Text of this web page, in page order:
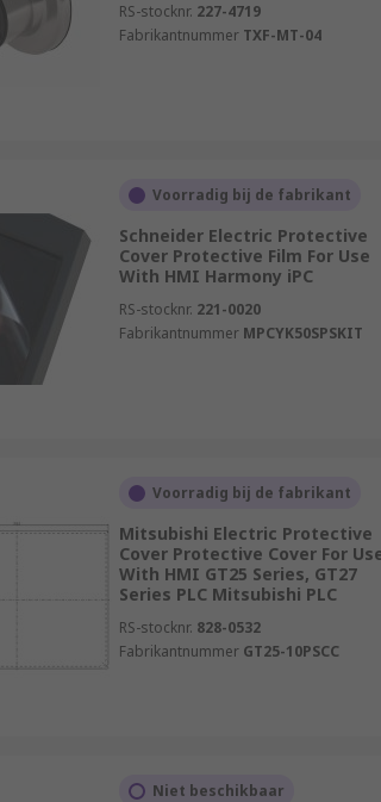
and have a multitude of
and are available in various styles,
you need them for so it is
if relevant to your HMI type,
have to offer and order today for
RS-stocknr. 227-4719
Fabrikantnummer TXF-MT-04
Voorradig bij de fabrikant
Schneider Electric Protective
Cover Protective Film For Use
With HMI Harmony iPC
RS-stocknr. 221-0020
Fabrikantnummer MPCYK50SPSKIT
Voorradig bij de fabrikant
Mitsubishi Electric Protective
Cover Protective Cover For
With HMI GT25 Series, GT27
Series PLC Mitsubishi PLC
RS-stocknr. 828-0532
Fabrikantnummer GT25-10PSCC
Niet beschikbaar